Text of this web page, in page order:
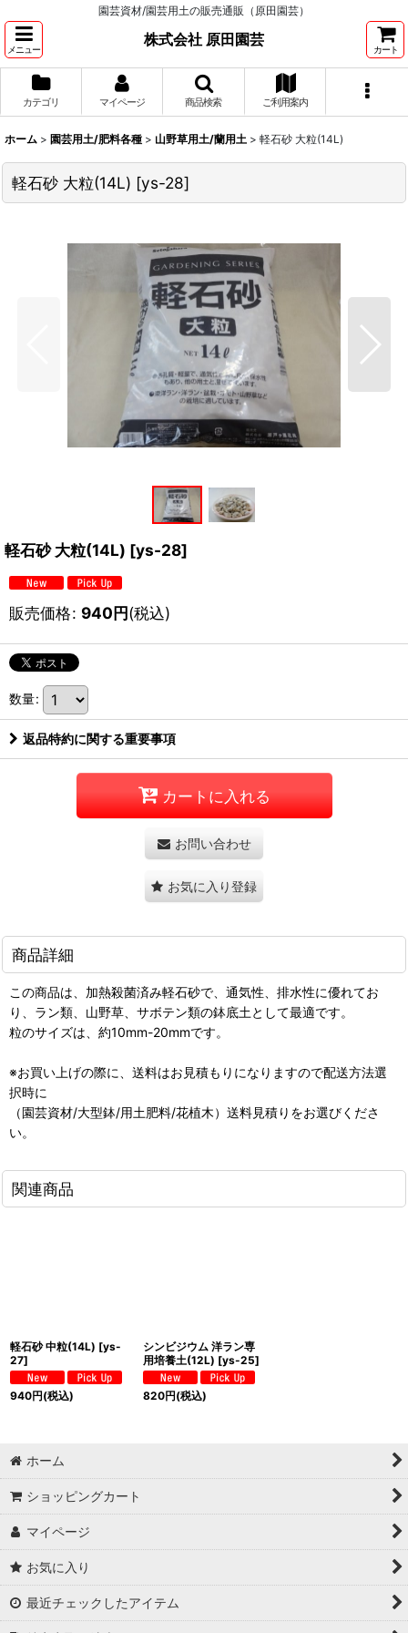
園芸資材/園芸用土の販売通販（原田園芸）
メニュー
株式会社 原田園芸
カート
カテゴリ マイページ 商品検索 ご利用案内
ホーム > 園芸用土/肥料各種 > 山野草用土/蘭用土 > 軽石砂 大粒(14L)
軽石砂 大粒(14L) [ys-28]
軽石砂 大粒(14L) [ys-28]
販売価格: 940円(税込)
数量:
返品特約に関する重要事項
カートに入れる
お問い合わせ
お気に入り登録
商品詳細
この商品は、加熱殺菌済み軽石砂で、通気性、排水性に優れてお
り、ラン類、山野草、サボテン類の鉢底土として最適です。
粒のサイズは、約10mm-20mmです。
※お買い上げの際に、送料はお見積もりになりますので配送方法選
択時に
（園芸資材/大型鉢/用土肥料/花植木）送料見積りをお選びくださ
い。
関連商品
軽石砂 中粒(14L) [ys-
27]
940円(税込)
シンビジウム 洋ラン専
用培養土(12L) [ys-25]
820円(税込)
ホーム
ショッピングカート
マイページ
お気に入り
最近チェックしたアイテム